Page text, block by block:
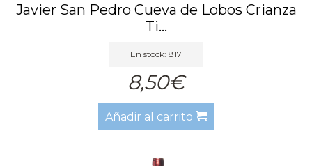
Javier San Pedro Cueva de Lobos Crianza
Ti...
En stock: 817
8,50€
Añadir al carrito